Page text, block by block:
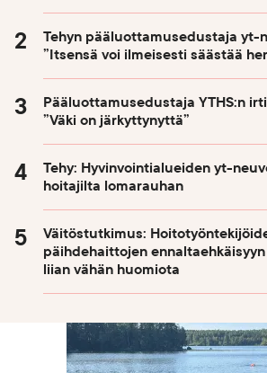
Tehyn pääluottamusedustaja yt-
”Itsensä voi ilmeisesti säästää
Pääluottamusedustaja YTHS:n
”Väki on järkyttynyttä”
Tehy: Hyvinvointialueiden yt-
hoitajilta lomarauhan
Väitöstutkimus:
päihdehaittojen
liian vähän huomiota